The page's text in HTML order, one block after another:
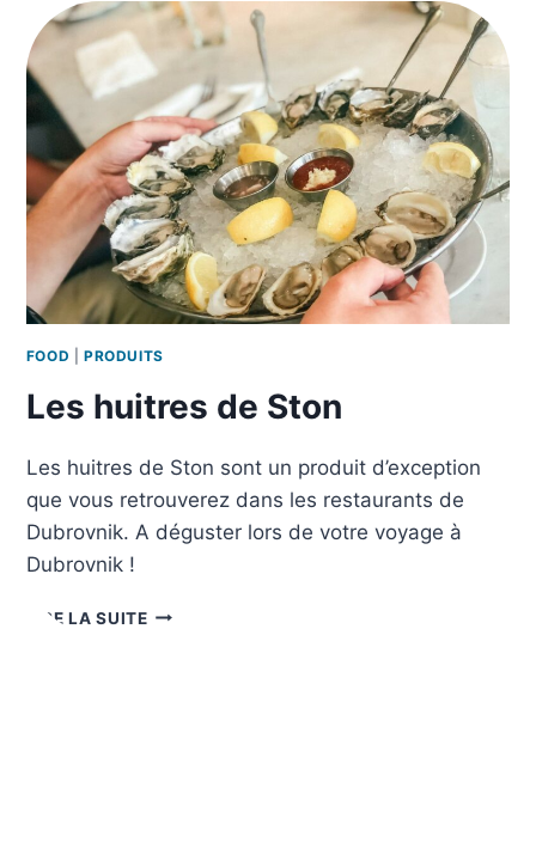
FOOD PRODUITS
Les huitres de Ston
Les huitres de Ston sont un produit d’exception
que vous retrouverez dans les restaurants de
Dubrovnik. A déguster lors de votre voyage à
Dubrovnik !
LIRE LA SUITELES